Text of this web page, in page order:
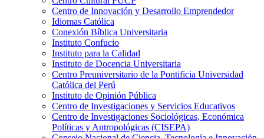
Centro de Innovación y Desarrollo Emprendedor
Idiomas Católica
Conexión Bíblica Universitaria
Instituto Confucio
Instituto para la Calidad
Instituto de Docencia Universitaria
Centro Preuniversitario de la Pontificia Universidad
Católica del Perú
Instituto de Opinión Pública
Centro de Investigaciones y Servicios Educativos
Centro de Investigaciones Sociológicas, Económica
Políticas y Antropológicas (CISEPA)